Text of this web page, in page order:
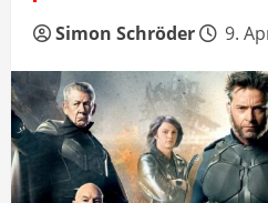
Simon Schröder 9.